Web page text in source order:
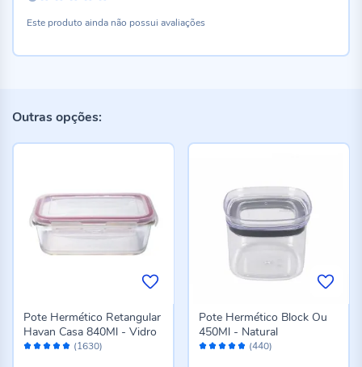
Este produto ainda não possui avaliações
Outras opções:
Avaliação: (1630)
Pote Hermético Retangular
Havan Casa 840Ml - Vidro
Avaliação: (440)
Pote Hermético Block Ou
450Ml - Natural